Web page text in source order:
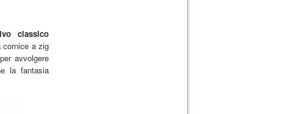
classico
cornice a zig
avvolgere
la fantasia